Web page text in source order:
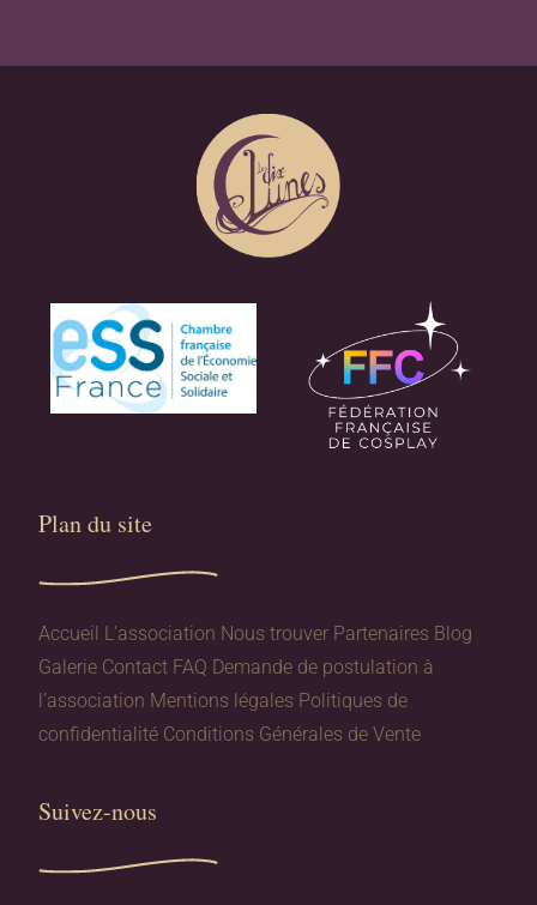
Plan du site​
Accueil L’association Nous trouver Partenaires Blog
Galerie Contact FAQ Demande de postulation à
l’association Mentions légales Politiques de
confidentialité Conditions Générales de Vente
Suivez-nous